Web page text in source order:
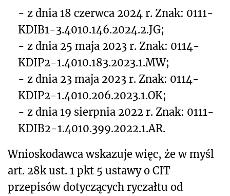
- z dnia 18 czerwca 2024 r. Znak: 0111-
KDIB1-3.4010.146.2024.2.JG;
- z dnia 25 maja 2023 r. Znak: 0114-
KDIP2-1.4010.183.2023.1.MW;
- z dnia 23 maja 2023 r. Znak: 0114-
KDIP2-1.4010.206.2023.1.OK;
- z dnia 19 sierpnia 2022 r. Znak: 0111-
KDIB2-1.4010.399.2022.1.AR.
Wnioskodawca wskazuje więc, że w myśl
art. 28k ust. 1 pkt 5 ustawy o CIT
przepisów dotyczących ryczałtu od